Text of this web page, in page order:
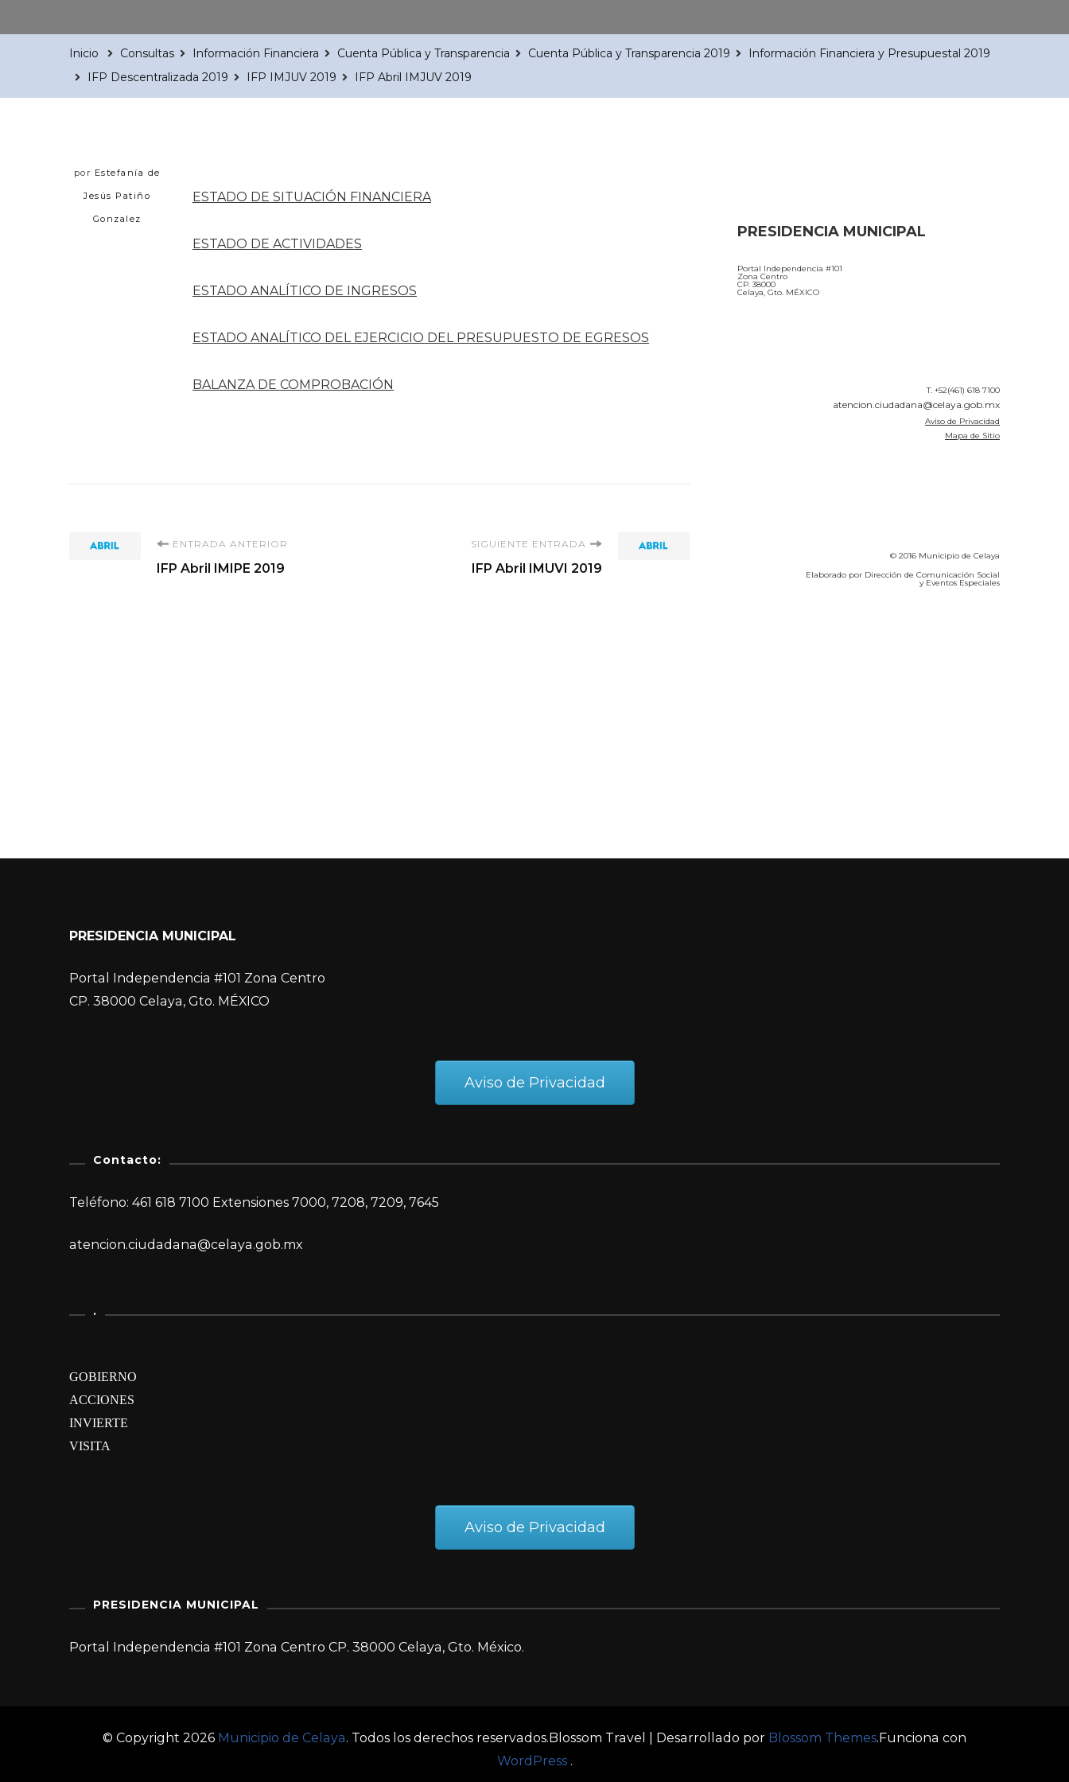
Inicio Consultas Información Financiera Cuenta Pública y Transparencia Cuenta Pública y Transparencia 2019
Información Financiera y Presupuestal 2019
IFP Descentralizada 2019
IFP IMJUV 2019 IFP Abril IMJUV 2019
por Estefanía de
Jesús Patiño
Gonzalez
ESTADO DE SITUACIÓN FINANCIERA
ESTADO DE ACTIVIDADES
ESTADO ANALÍTICO DE INGRESOS
ESTADO ANALÍTICO DEL EJERCICIO DEL PRESUPUESTO DE EGRESOS
BALANZA DE COMPROBACIÓN
Navegación
ENTRADA ANTERIOR
IFP Abril IMIPE 2019
SIGUIENTE ENTRADA
IFP Abril IMUVI 2019
PRESIDENCIA MUNICIPAL
Portal Independencia #101
Zona Centro
CP. 38000
Celaya, Gto. MÉXICO
T. +52(461) 618 7100
atencion.ciudadana@celaya.gob.mx
Aviso de Privacidad
Mapa de Sitio
© 2016 Municipio de Celaya
Elaborado por Dirección de Comunicación Social
y Eventos Especiales
PRESIDENCIA MUNICIPAL
Portal Independencia #101 Zona Centro
CP. 38000 Celaya, Gto. MÉXICO
Aviso de Privacidad
Contacto:
Teléfono: 461 618 7100 Extensiones 7000, 7208, 7209, 7645
atencion.ciudadana@celaya.gob.mx
.
GOBIERNO
ACCIONES
INVIERTE
VISITA
Aviso de Privacidad
PRESIDENCIA MUNICIPAL
Portal Independencia #101 Zona Centro CP. 38000 Celaya, Gto. México.
© Copyright 2026 Municipio de Celaya. Todos los derechos reservados. Blossom Travel | Desarrollado por Blossom Themes.Funciona con
WordPress.